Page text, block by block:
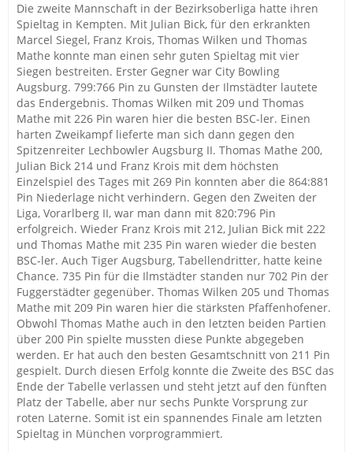
Die zweite Mannschaft in der Bezirksoberliga hatte ihren
Spieltag in Kempten. Mit Julian Bick, für den erkrankten
Marcel Siegel, Franz Krois, Thomas Wilken und Thomas
Mathe konnte man einen sehr guten Spieltag mit vier
Siegen bestreiten. Erster Gegner war City Bowling
Augsburg. 799:766 Pin zu Gunsten der Ilmstädter lautete
das Endergebnis. Thomas Wilken mit 209 und Thomas
Mathe mit 226 Pin waren hier die besten BSC-ler. Einen
harten Zweikampf lieferte man sich dann gegen den
Spitzenreiter Lechbowler Augsburg II. Thomas Mathe 200,
Julian Bick 214 und Franz Krois mit dem höchsten
Einzelspiel des Tages mit 269 Pin konnten aber die 864:881
Pin Niederlage nicht verhindern. Gegen den Zweiten der
Liga, Vorarlberg II, war man dann mit 820:796 Pin
erfolgreich. Wieder Franz Krois mit 212, Julian Bick mit 222
und Thomas Mathe mit 235 Pin waren wieder die besten
BSC-ler. Auch Tiger Augsburg, Tabellendritter, hatte keine
Chance. 735 Pin für die Ilmstädter standen nur 702 Pin der
Fuggerstädter gegenüber. Thomas Wilken 205 und Thomas
Mathe mit 209 Pin waren hier die stärksten Pfaffenhofener.
Obwohl Thomas Mathe auch in den letzten beiden Partien
über 200 Pin spielte mussten diese Punkte abgegeben
werden. Er hat auch den besten Gesamtschnitt von 211 Pin
gespielt. Durch diesen Erfolg konnte die Zweite des BSC das
Ende der Tabelle verlassen und steht jetzt auf den fünften
Platz der Tabelle, aber nur sechs Punkte Vorsprung zur
roten Laterne. Somit ist ein spannendes Finale am letzten
Spieltag in München vorprogrammiert.